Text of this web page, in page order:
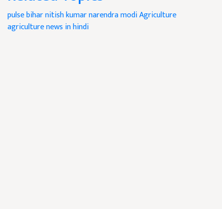
pulsebiharnitish kumarnarendra modiAgriculture
agriculture news in hindi